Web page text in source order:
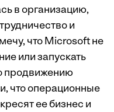
в организацию,
и
что Microsoft не
или запускать
продвижению
что операционные
ее бизнес и